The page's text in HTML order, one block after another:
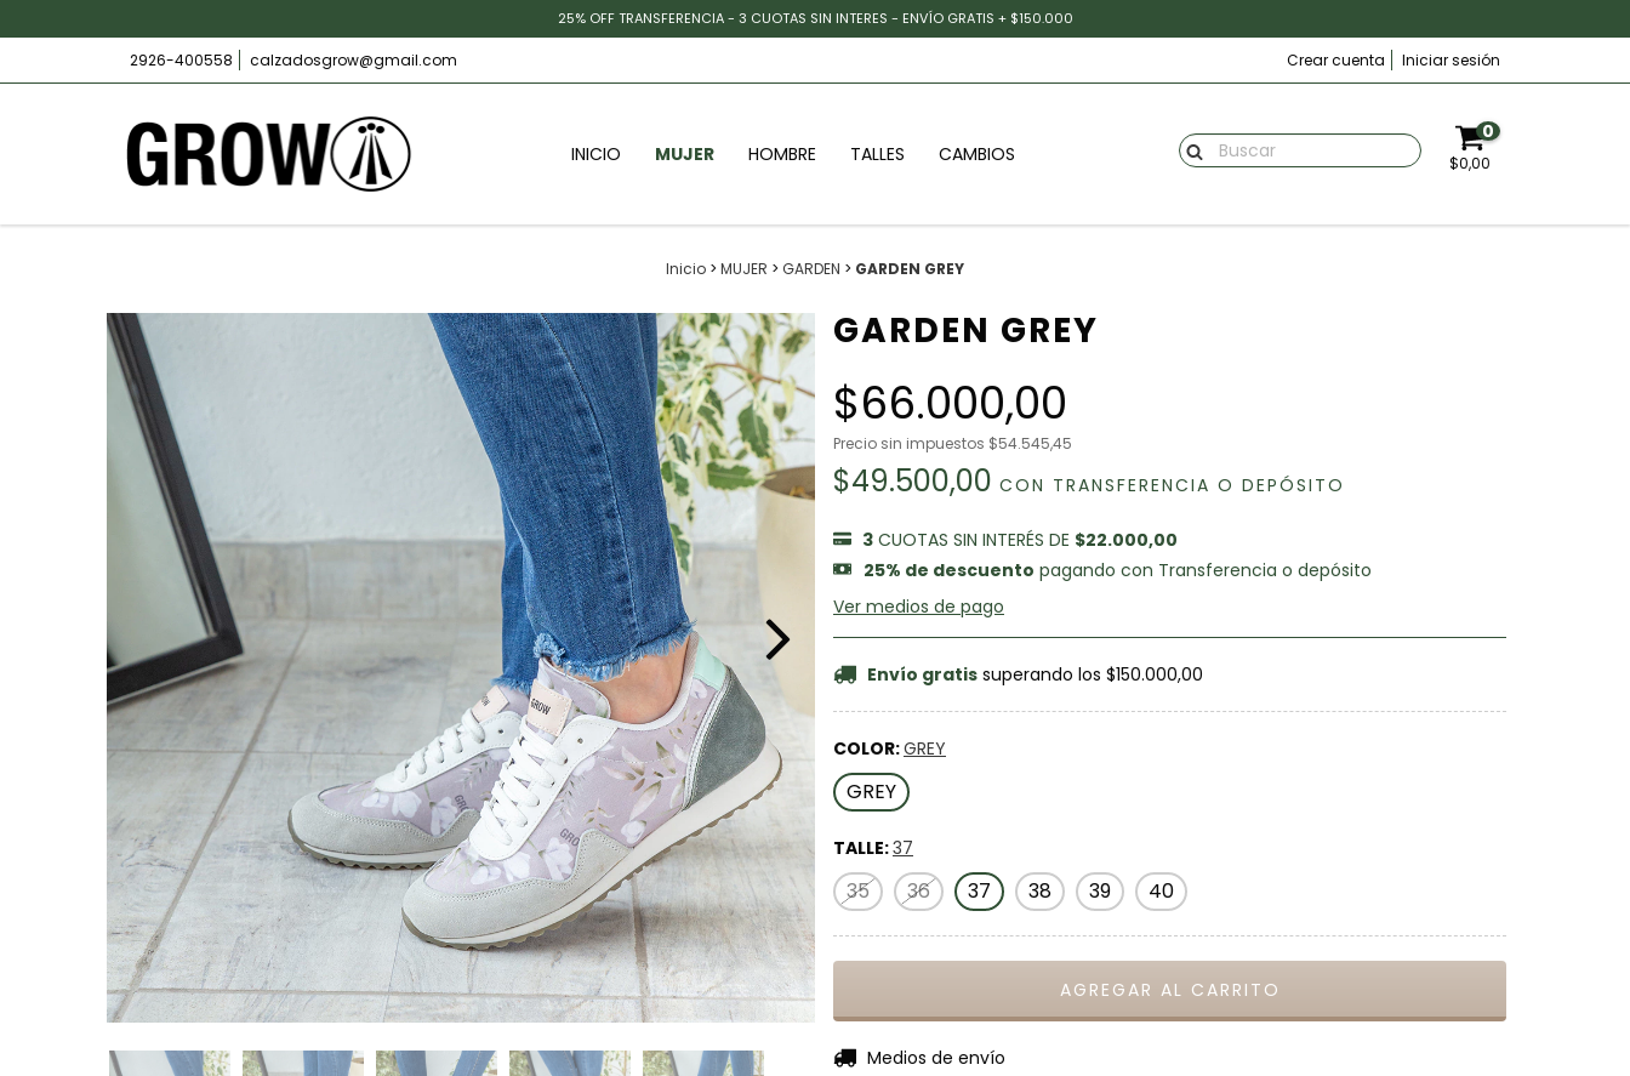
25% OFF TRANSFERENCIA - 3 CUOTAS SIN INTERES - ENVÍO GRATIS + $150.000
2926-400558 calzadosgrow@gmail.com Crear cuenta Iniciar sesión
INICIO MUJER HOMBRE TALLES CAMBIOS
0
$0,00
Inicio > MUJER > GARDEN > GARDEN GREY
GARDEN GREY
$66.000,00
Precio sin impuestos $54.545,45
$49.500,00 CON TRANSFERENCIA O DEPÓSITO
3 CUOTAS SIN INTERÉS DE $22.000,00
25% de descuento pagando con Transferencia o depósito
Ver medios de pago
Envío gratis superando los $150.000,00
COLOR:GREY
GREY
TALLE:37
35 36 37 38 39 40
Entregas para el CP:
Medios de envío